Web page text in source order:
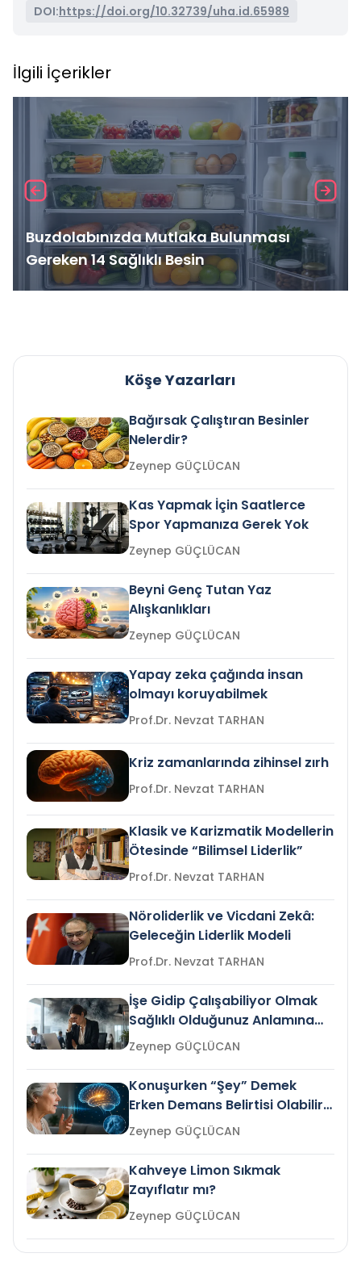
DOI:https://doi.org/10.32739/uha.id.65989
İlgili İçerikler
Buzdolabınızda Mutlaka Bulunması
Gereken 14 Sağlıklı Besin
Köşe Yazarları
Bağırsak Çalıştıran Besinler
Nelerdir?
Zeynep GÜÇLÜCAN
Kas Yapmak İçin Saatlerce
Spor Yapmanıza Gerek Yok
Zeynep GÜÇLÜCAN
Beyni Genç Tutan Yaz
Alışkanlıkları
Zeynep GÜÇLÜCAN
Yapay zeka çağında insan
olmayı koruyabilmek
Prof.Dr. Nevzat TARHAN
Kriz zamanlarında zihinsel zırh
Prof.Dr. Nevzat TARHAN
Klasik ve Karizmatik Modellerin
Ötesinde “Bilimsel Liderlik”
Prof.Dr. Nevzat TARHAN
Nöroliderlik ve Vicdani Zekâ:
Geleceğin Liderlik Modeli
Prof.Dr. Nevzat TARHAN
İşe Gidip Çalışabiliyor Olmak
Sağlıklı Olduğunuz Anlamına
Gelir mi?Zeynep GÜÇLÜCAN
Konuşurken “Şey” Demek
Erken Demans Belirtisi Olabilir
mi?
Zeynep GÜÇLÜCAN
Kahveye Limon Sıkmak
Zayıflatır mı?
Zeynep GÜÇLÜCAN